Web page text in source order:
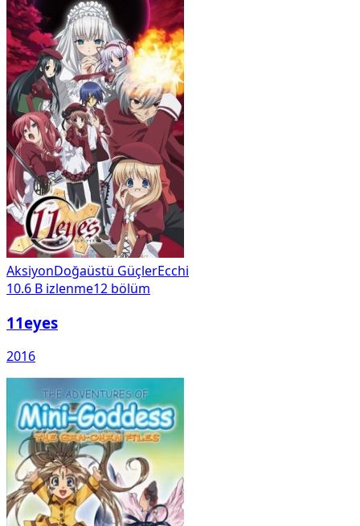
AksiyonDoğaüstü GüçlerEcchi
10.6 B izlenme12 bölüm
11eyes
2016